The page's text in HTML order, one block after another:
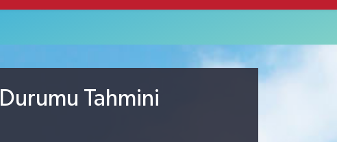
Tahmini